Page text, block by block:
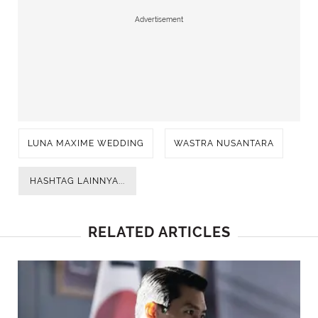
Advertisement
LUNA MAXIME WEDDING WASTRA NUSANTARA
HASHTAG LAINNYA...
RELATED ARTICLES